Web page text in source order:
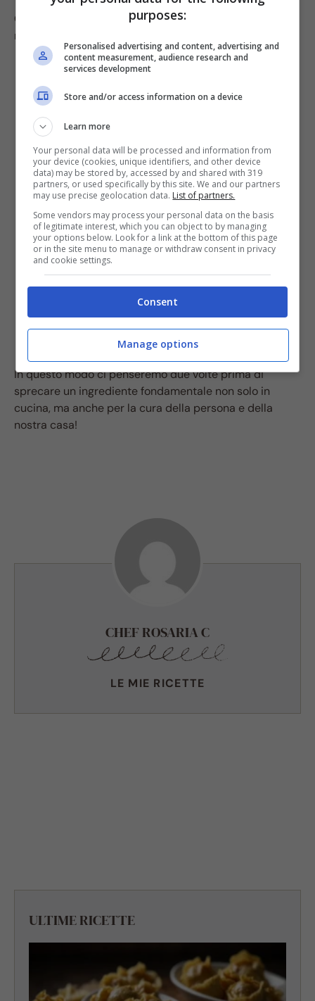
O in alternativa è perfetto per essere utilizzato come
rimedio di bellezza.
Per realizzare saponette.
Adatto ad eliminare il crespo dai nostri capelli.
Per realizzare scrub per il corpo.
Per prenderci cura delle nostre unghie.
In questo modo ci penseremo due volte prima di
sprecare un ingrediente fondamentale non solo in
cucina, ma anche per la cura della persona e della
nostra casa!
CHEF ROSARIA C
LE MIE RICETTE
ULTIME RICETTE
purposes:
Personalised advertising and content, advertising and
content measurement, audience research and
services development
Store and/or access information on a device
Learn more
Your personal data will be processed and information from
your device (cookies, unique identifiers, and other device
data) may be stored by, accessed by and shared with 319
partners, or used specifically by this site. We and our partners
may use precise geolocation data. List of partners.
Some vendors may process your personal data on the basis
of legitimate interest, which you can object to by managing
your options below. Look for a link at the bottom of this page
or in the site menu to manage or withdraw consent in privacy
and cookie settings.
Consent
Manage options